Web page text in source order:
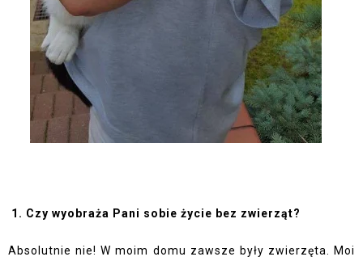
1. Czy wyobraża Pani sobie życie bez zwierząt?
Absolutnie nie! W moim domu zawsze były zwierzęta. Moi